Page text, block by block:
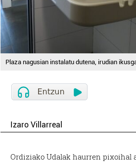
Plaza nagusian instalatu dutena, irudian
Izaro Villarreal
Ordiziako Udalak haurren pixoihal